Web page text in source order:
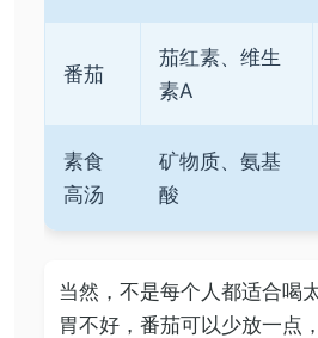
番茄
茄红素、维生
素A
素食
高汤
矿物质、氨基
酸
当然，不是每个人都适合喝
胃不好，番茄可以少放一点